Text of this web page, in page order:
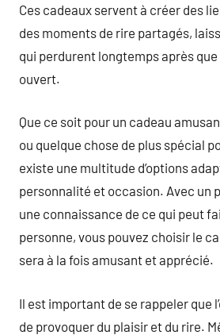
Ces cadeaux servent à créer des
des moments de rire partagés,
qui perdurent longtemps après
ouvert.
Que ce soit pour un cadeau
ou quelque chose de plus spécial
existe une multitude d’options
personnalité et occasion. Avec un
une connaissance de ce qui peut
personne, vous pouvez choisir le
sera à la fois amusant et apprécié.
Il est important de se rappeler que
de provoquer du plaisir et du rire.